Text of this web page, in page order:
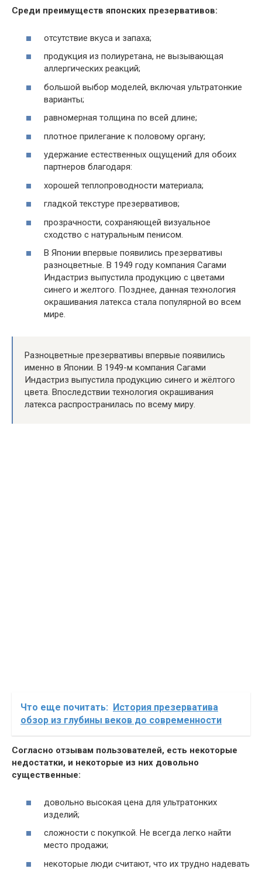
Среди преимуществ японских презервативов:
отсутствие вкуса и запаха;
продукция из полиуретана, не вызывающая
аллергических реакций;
большой выбор моделей, включая ультратонкие
варианты;
равномерная толщина по всей длине;
плотное прилегание к половому органу;
удержание естественных ощущений для обоих
партнеров благодаря:
хорошей теплопроводности материала;
гладкой текстуре презервативов;
прозрачности, сохраняющей визуальное
сходство с натуральным пенисом.
В Японии впервые появились презервативы
разноцветные. В 1949 году компания Сагами
Индастриз выпустила продукцию с цветами
синего и желтого. Позднее, данная технология
окрашивания латекса стала популярной во всем
мире.
Разноцветные презервативы впервые появились
именно в Японии. В 1949-м компания Сагами
Индастриз выпустила продукцию синего и жёлтого
цвета. Впоследствии технология окрашивания
латекса распространилась по всему миру.
Что еще почитать: История презерватива
обзор из глубины веков до современности
Согласно отзывам пользователей, есть некоторые
недостатки, и некоторые из них довольно
существенные:
довольно высокая цена для ультратонких
изделий;
сложности с покупкой. Не всегда легко найти
место продажи;
некоторые люди считают, что их трудно надевать